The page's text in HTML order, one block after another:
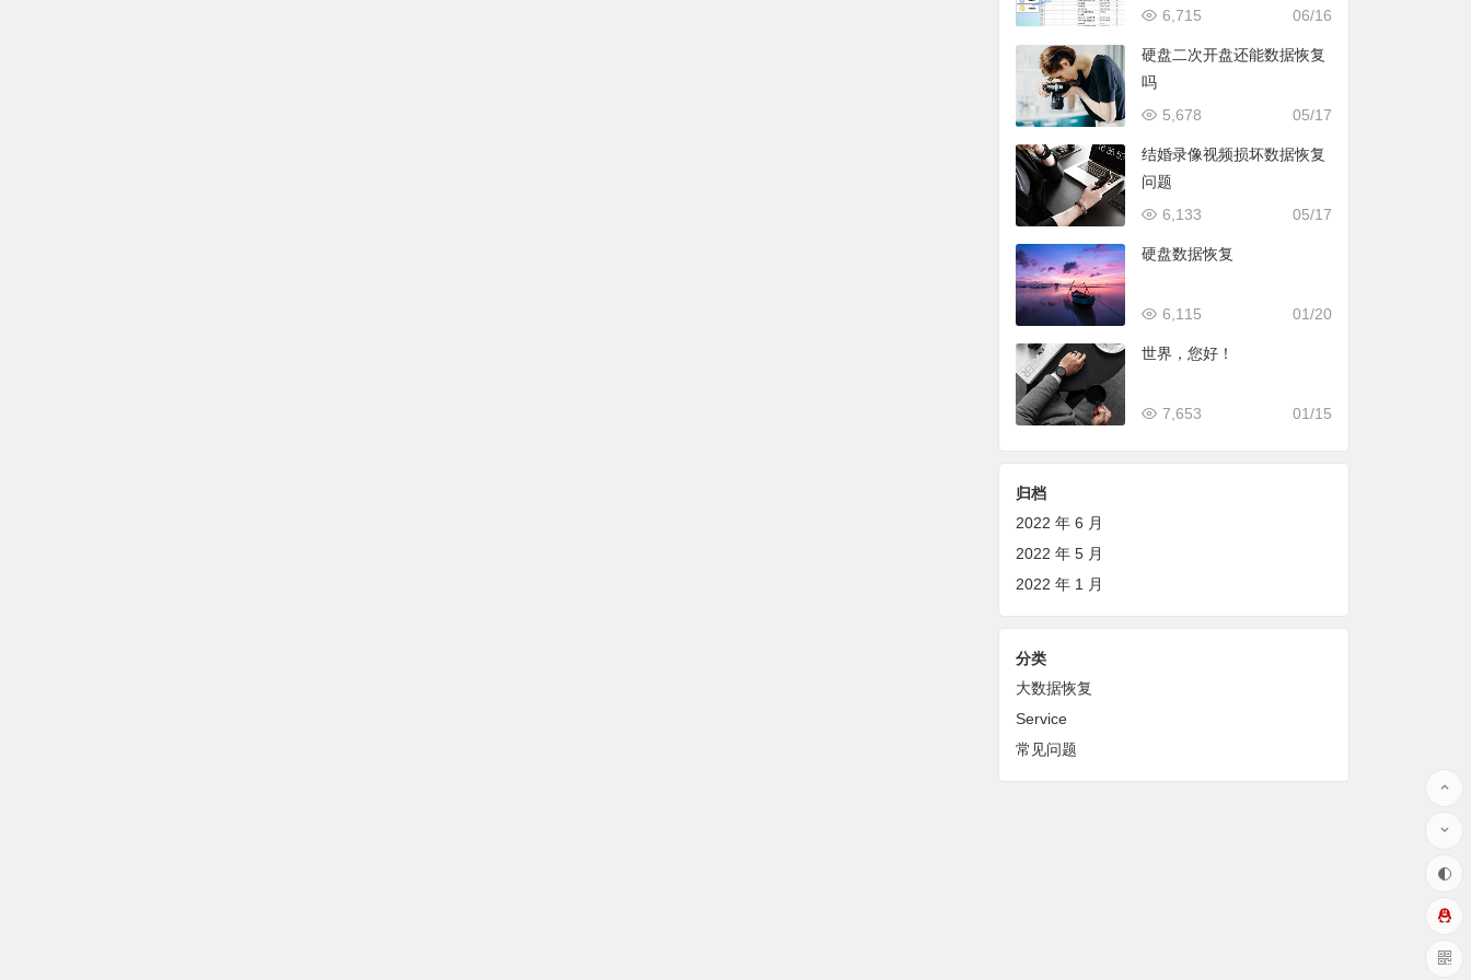
06/16
6,715
硬盘二次开盘还能数据恢复
吗
05/17
5,678
结婚录像视频损坏数据恢复
问题
05/17
6,133
硬盘数据恢复
01/20
6,115
世界，您好！
01/15
7,653
归档
2022 年 6 月
2022 年 5 月
2022 年 1 月
分类
大数据恢复
Service
常见问题